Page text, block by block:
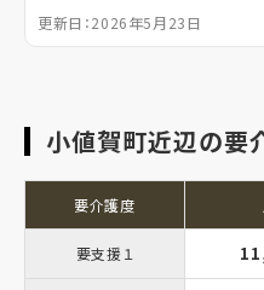
更新日：2026年5月23日
小値賀町近辺の要
要介護度
要支援１